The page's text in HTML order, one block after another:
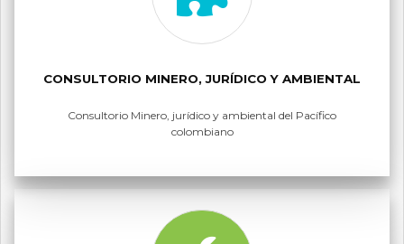
CONSULTORIO MINERO, JURÍDICO Y AMBIENTAL
Consultorio Minero, jurídico y ambiental del Pacífico
colombiano